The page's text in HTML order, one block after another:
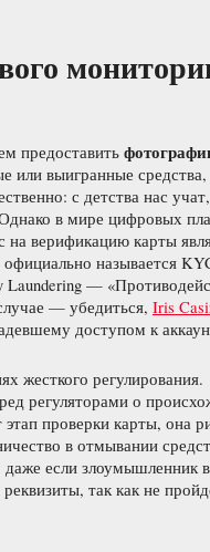
предоставить
или выигранные
с детства нас
в мире цифровых
верификацию карты
называется
—
— убедиться, Iris
доступом к
жесткого регулирования.
регуляторами о
проверки карты, она
в отмывании
если злоумышленник
так как не